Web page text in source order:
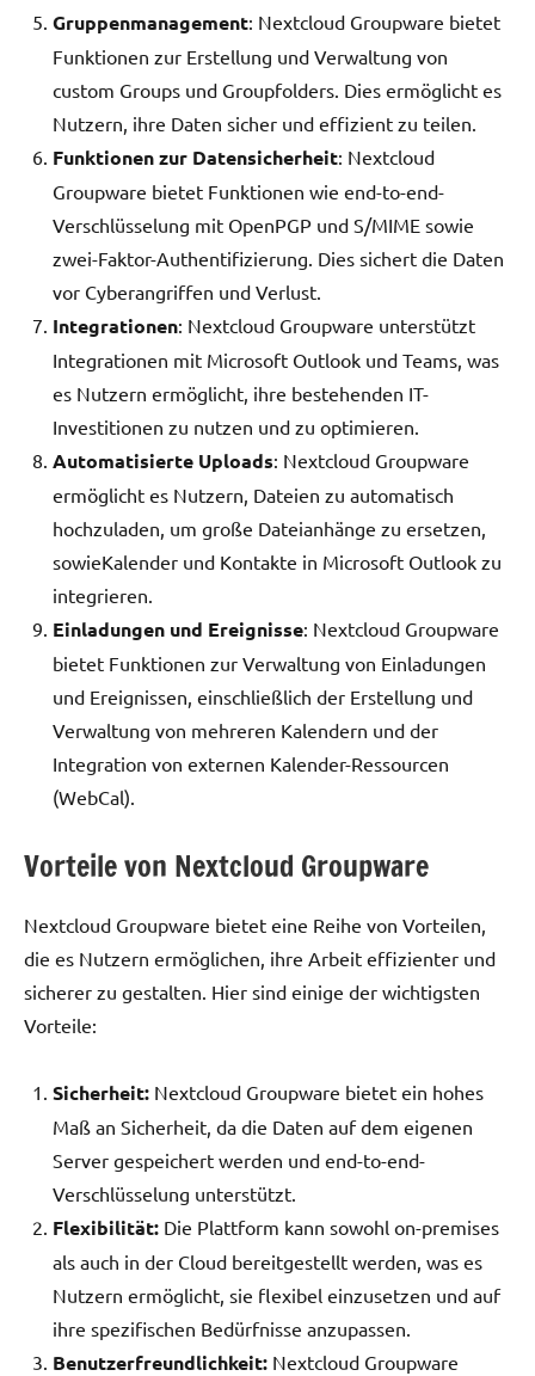
Gruppenmanagement: Nextcloud Groupware bietet
Funktionen zur Erstellung und Verwaltung von
custom Groups und Groupfolders. Dies ermöglicht es
Nutzern, ihre Daten sicher und effizient zu teilen.
Funktionen zur Datensicherheit: Nextcloud
Groupware bietet Funktionen wie end-to-end-
Verschlüsselung mit OpenPGP und S/MIME sowie
zwei-Faktor-Authentifizierung. Dies sichert die Daten
vor Cyberangriffen und Verlust.
Integrationen: Nextcloud Groupware unterstützt
Integrationen mit Microsoft Outlook und Teams, was
es Nutzern ermöglicht, ihre bestehenden IT-
Investitionen zu nutzen und zu optimieren.
Automatisierte Uploads: Nextcloud Groupware
ermöglicht es Nutzern, Dateien zu automatisch
hochzuladen, um große Dateianhänge zu ersetzen,
sowieKalender und Kontakte in Microsoft Outlook zu
integrieren.
Einladungen und Ereignisse: Nextcloud Groupware
bietet Funktionen zur Verwaltung von Einladungen
und Ereignissen, einschließlich der Erstellung und
Verwaltung von mehreren Kalendern und der
Integration von externen Kalender-Ressourcen
(WebCal).
Vorteile von Nextcloud Groupware
Nextcloud Groupware bietet eine Reihe von Vorteilen,
die es Nutzern ermöglichen, ihre Arbeit effizienter und
sicherer zu gestalten. Hier sind einige der wichtigsten
Vorteile:
Sicherheit: Nextcloud Groupware bietet ein hohes
Maß an Sicherheit, da die Daten auf dem eigenen
Server gespeichert werden und end-to-end-
Verschlüsselung unterstützt.
Flexibilität: Die Plattform kann sowohl on-premises
als auch in der Cloud bereitgestellt werden, was es
Nutzern ermöglicht, sie flexibel einzusetzen und auf
ihre spezifischen Bedürfnisse anzupassen.
Benutzerfreundlichkeit: Nextcloud Groupware